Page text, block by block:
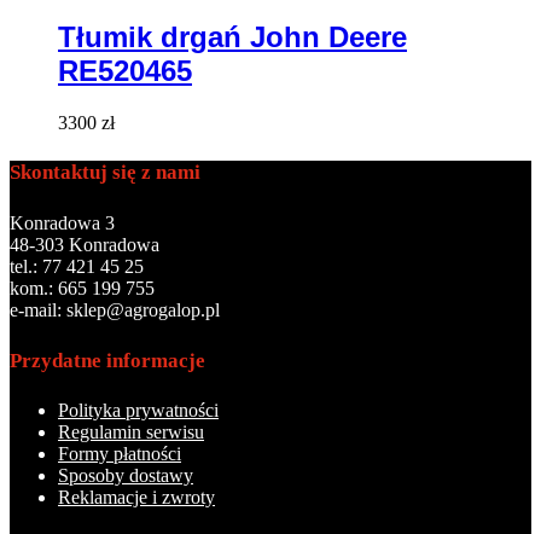
Tłumik drgań John Deere
RE520465
3300 zł
Skontaktuj się z nami
Konradowa 3
48-303 Konradowa
tel.: 77 421 45 25
kom.: 665 199 755
e-mail: sklep@agrogalop.pl
Przydatne informacje
Polityka prywatności
Regulamin serwisu
Formy płatności
Sposoby dostawy
Reklamacje i zwroty